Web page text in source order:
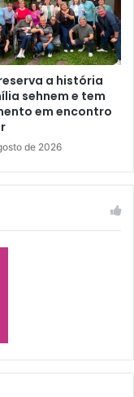
a história
sehnem e tem
em encontro
de 2026